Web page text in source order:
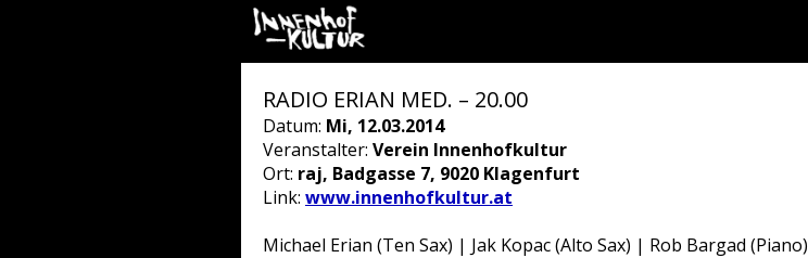
RADIO ERIAN MED. – 20.00
Datum: Mi, 12.03.2014
Veranstalter: Verein Innenhofkultur
Ort: raj, Badgasse 7, 9020 Klagenfurt
Link: www.innenhofkultur.at
Michael Erian (Ten Sax) | Jak Kopac (Alto Sax) | Rob Bargad (Piano)